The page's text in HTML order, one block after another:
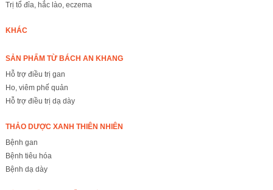
Trị tổ đỉa, hắc lào, eczema
KHÁC
SẢN PHẨM TỪ BÁCH AN KHANG
Hỗ trợ điều trị gan
Ho, viêm phế quản
Hỗ trợ điều trị dạ dày
THẢO DƯỢC XANH THIÊN NHIÊN
Bệnh gan
Bệnh tiêu hóa
Bệnh dạ dày